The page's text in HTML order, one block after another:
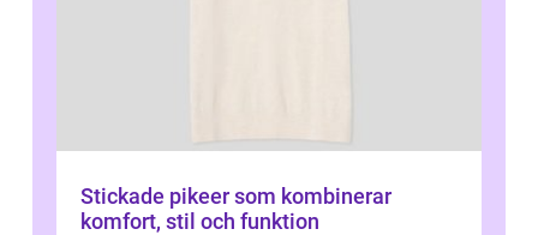
Stickade pikeer som kombinerar
komfort, stil och funktion